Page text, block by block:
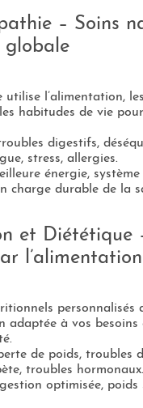
– Soins
globale
l’alimentation,
habitudes de vie
digestifs,
stress, allergies.
énergie,
charge durable de la
et Diététique
l’alimentation
personnalisés
adaptée à vos besoins
de poids, troubles
troubles hormonaux.
optimisée,